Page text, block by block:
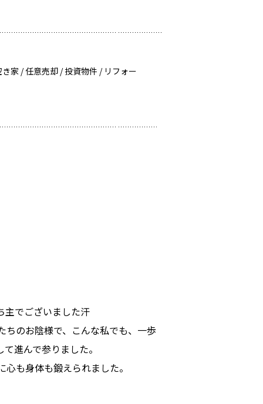
家 / 任意売却 / 投資物件 / リフォー
主でございました汗
ちのお陰様で、こんな私でも、一歩
進んで参りました。
も身体も鍛えられました。